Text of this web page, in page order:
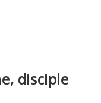
disciple